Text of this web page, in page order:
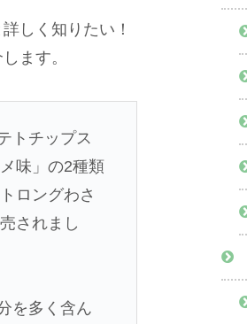
しく知りたい！
ます。
トチップス
味」の2種類
ロングわさ
されまし
を多く含ん